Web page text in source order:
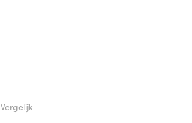
Vergelijk